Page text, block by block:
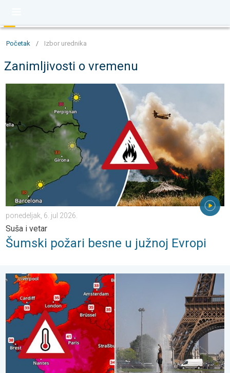
Početak / Izbor urednika
Zanimljivosti o vremenu
Šumski požari besne u južnoj Evropi. Suša i vetar. . .
ponedeljak, 6. jul 2026.
Suša i vetar
Šumski požari besne u južnoj Evropi
Istorijski toplotni talas u Evropi. Novi rekordi. . . petak, 26. jun